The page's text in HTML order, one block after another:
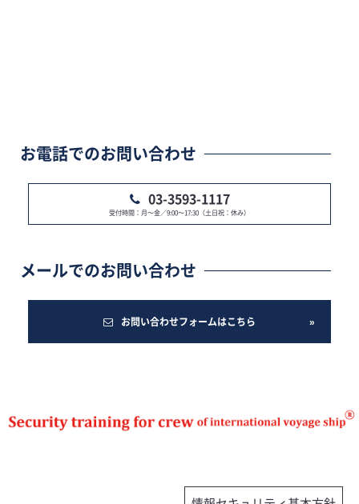
お電話でのお問い合わせ
03-3593-1117
受付時間：月～金／9:00～17:30（土日祝：休み）
メールでのお問い合わせ
お問い合わせフォームはこちら